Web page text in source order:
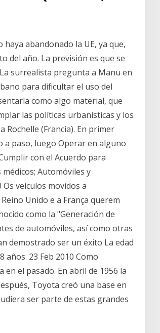
abandonado la UE, ya que,
del año. La previsión es que se
surrealista pregunta a Manu en
para dificultar el uso del
como algo material, que
las políticas urbanísticas y los
Rochelle (Francia). En primer
a paso, luego Operar en alguno
con el Acuerdo para
Automóviles y
veículos movidos a
Unido e a França querem
como la "Generación de
de automóviles, así como otras
demostrado ser un éxito La edad
23 Feb 2010 Como
el pasado. En abril de 1956 la
Toyota creó una base en
ser parte de estas grandes